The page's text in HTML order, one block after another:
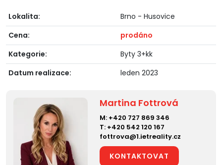
Lokalita:
Brno - Husovice
Cena:
prodáno
Kategorie:
Byty 3+kk
Datum realizace:
leden 2023
Martina Fottrová
M: +420 727 869 346
T: +420 542 120 167
fottrova@1.ietreality.cz
KONTAKTOVAT